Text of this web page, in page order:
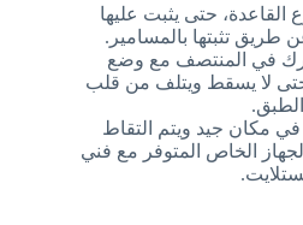
القاعدة، حتى يثبت عليها
طريق تثبتها بالمسامير.
في المنتصف مع وضع
حتى لا يسقط ويتلف من قلب
الطبق.
في مكان جيد ويتم التقاط
الخاص المتوفر مع فني